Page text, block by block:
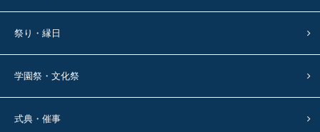
祭り・縁日
学園祭・文化祭
式典・催事